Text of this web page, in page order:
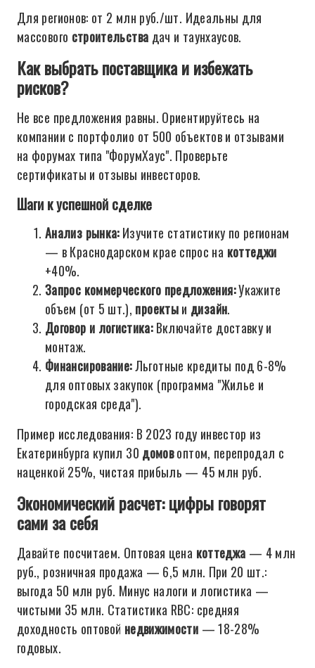
Для регионов: от 2 млн руб./шт. Идеальны для
массового строительства дач и таунхаусов.
Как выбрать поставщика и избежать
рисков?
Не все предложения равны. Ориентируйтесь на
компании с портфолио от 500 объектов и отзывами
на форумах типа "ФорумХаус". Проверьте
сертификаты и отзывы инвесторов.
Шаги к успешной сделке
Анализ рынка:Изучите статистику по регионам
— в Краснодарском крае спрос на коттеджи
+40%.
Запрос коммерческого предложения:Укажите
объем (от 5 шт.), проектыи дизайн.
Договор и логистика:Включайте доставку и
монтаж.
Финансирование:Льготные кредиты под 6-8%
для оптовых закупок (программа "Жилье и
городская среда").
Пример исследования: В 2023 году инвестор из
Екатеринбурга купил 30 домовоптом, перепродал с
наценкой 25%, чистая прибыль — 45 млн руб.
Экономический расчет: цифры говорят
сами за себя
Давайте посчитаем. Оптовая цена коттеджа — 4 млн
руб., розничная продажа — 6,5 млн. При 20 шт.:
выгода 50 млн руб. Минус налоги и логистика —
чистыми 35 млн. Статистика RBC: средняя
доходность оптовой недвижимости — 18-28%
годовых.